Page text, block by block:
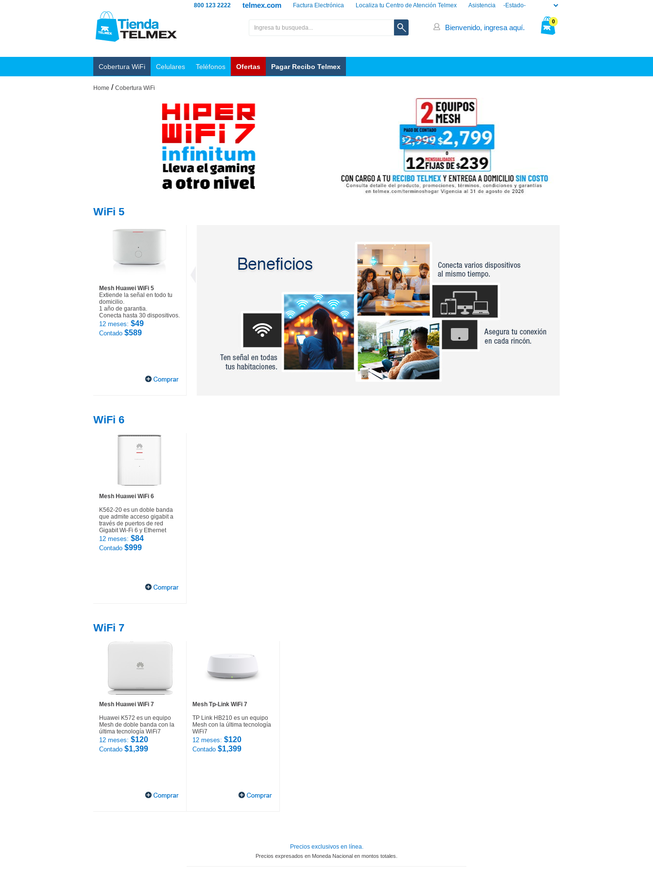
Asistencia
Localiza tu Centro de Atención Telmex
Factura Electrónica
telmex.com
800 123 2222
0
Bienvenido, ingresa aquí.
Cobertura WiFi Celulares Teléfonos Ofertas Pagar Recibo Telmex
Home / Cobertura WiFi
WiFi 5
Mesh Huawei WiFi 5
Extiende la señal en todo tu
domicilio.
1 año de garantia.
Conecta hasta 30 dispositivos.
12 meses: $49
Contado $589
WiFi 6
Mesh Huawei WiFi 6
K562-20 es un doble banda
que admite acceso gigabit a
través de puertos de red
Gigabit Wi-Fi 6 y Ethernet
12 meses: $84
Contado $999
WiFi 7
Mesh Huawei WiFi 7
Huawei K572 es un equipo
Mesh de doble banda con la
última tecnología WiFi7
12 meses: $120
Contado $1,399
Mesh Tp-Link WiFi 7
TP Link HB210 es un equipo
Mesh con la última tecnología
WiFi7
12 meses: $120
Contado $1,399
Precios exclusivos en línea.
Precios expresados en Moneda Nacional en montos totales.